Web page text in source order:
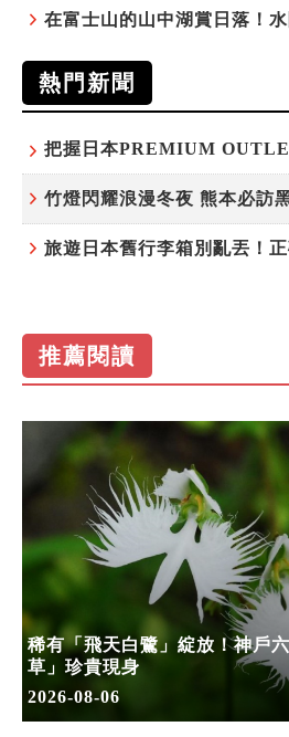
熱門新聞
竹燈閃耀浪漫冬夜 熊本必訪
旅遊日本舊行李箱別亂丟！
推薦閱讀
稀有「飛天白鷺」綻放！神戶
草」珍貴現身
2026-08-06